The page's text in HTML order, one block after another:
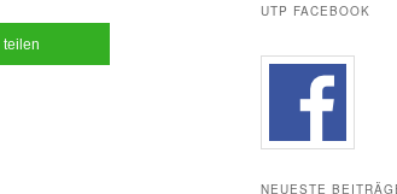
teilen
UTP FACEBOOK
NEUESTE